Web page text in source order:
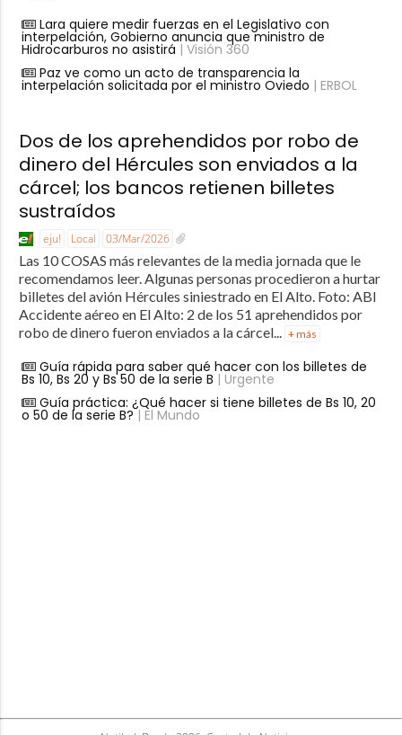
Lara quiere medir fuerzas en el Legislativo con
interpelación, Gobierno anuncia que ministro de
Hidrocarburos no asistirá | Visión 360
Paz ve como un acto de transparencia la
interpelación solicitada por el ministro Oviedo | ERBOL
Dos de los aprehendidos por robo de
dinero del Hércules son enviados a la
cárcel; los bancos retienen billetes
sustraídos
eju! Local 03/Mar/2026
Las 10 COSAS más relevantes de la media jornada que le
recomendamos leer. Algunas personas procedieron a hurtar
billetes del avión Hércules siniestrado en El Alto. Foto: ABI
Accidente aéreo en El Alto: 2 de los 51 aprehendidos por
robo de dinero fueron enviados a la cárcel... + más
Guía rápida para saber qué hacer con los billetes de
Bs 10, Bs 20 y Bs 50 de la serie B | Urgente
Guía práctica: ¿Qué hacer si tiene billetes de Bs 10, 20
o 50 de la serie B?| El Mundo